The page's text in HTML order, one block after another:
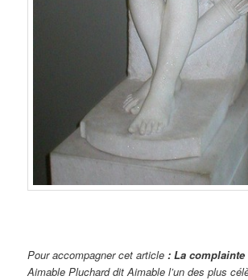
Pour accompagner cet article : La
Aimable Pluchard dit Aimable l’un des plus